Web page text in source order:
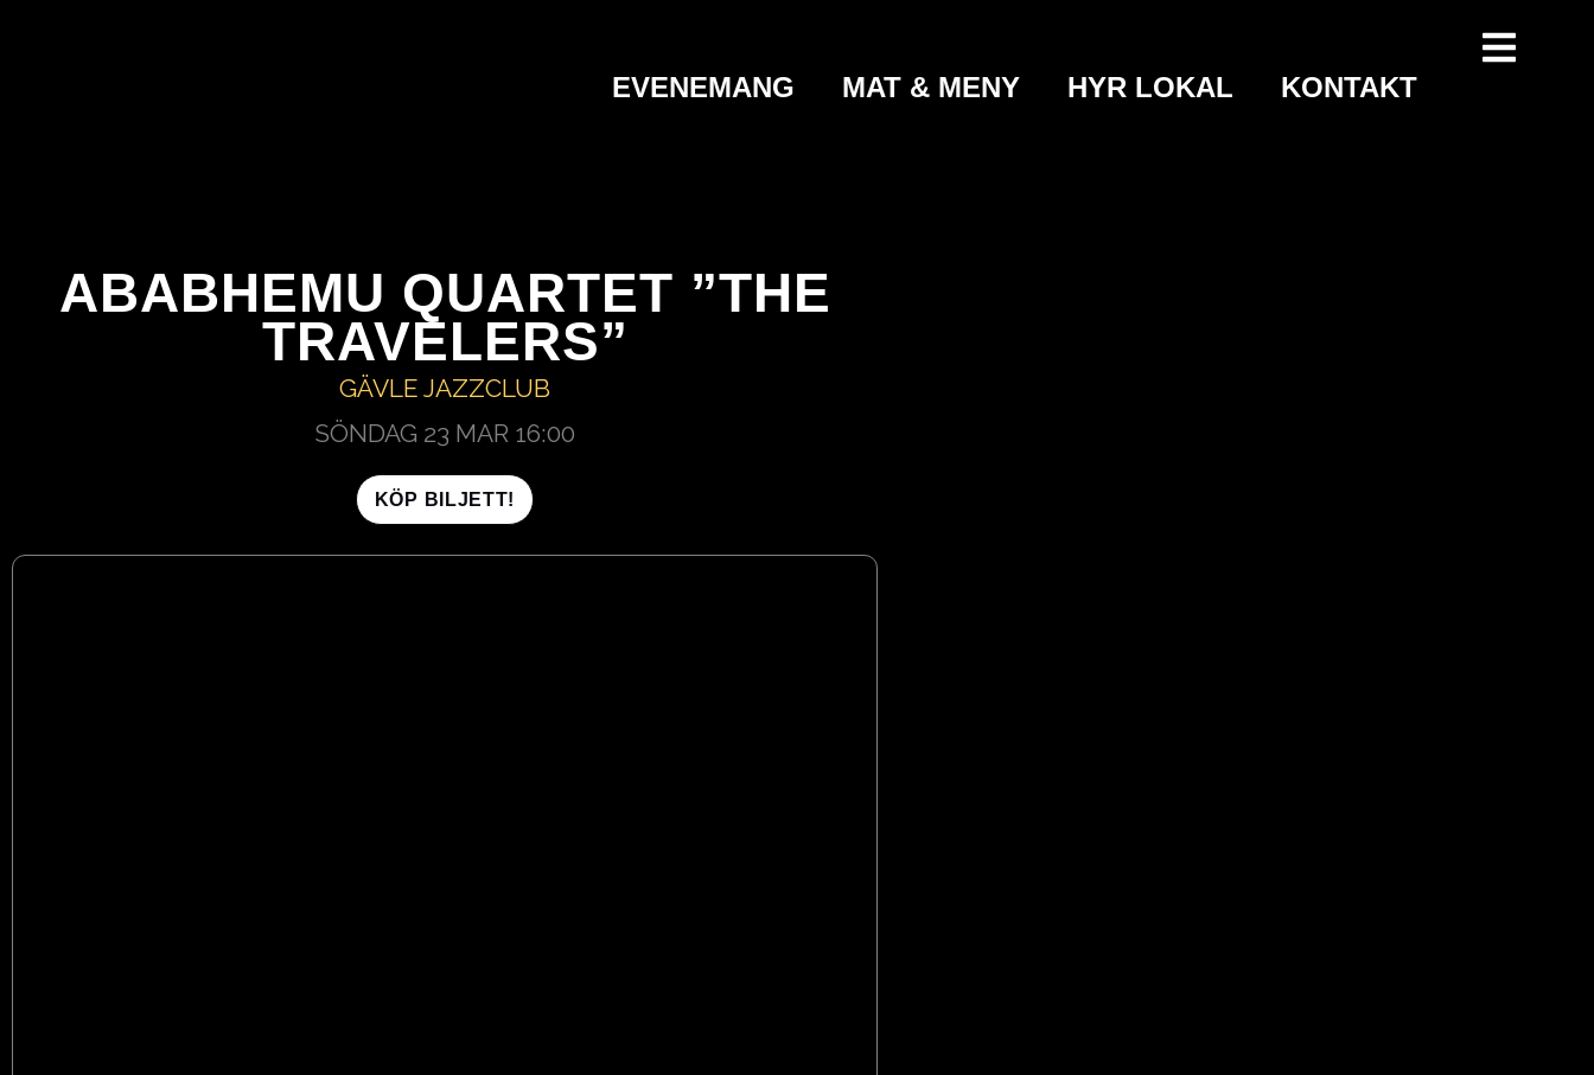
EVENEMANG MAT & MENY HYR LOKAL KONTAKT
ABABHEMU QUARTET ”THE
TRAVELERS”
GÄVLE JAZZCLUB
SÖNDAG 23 MAR 16:00
KÖP BILJETT!